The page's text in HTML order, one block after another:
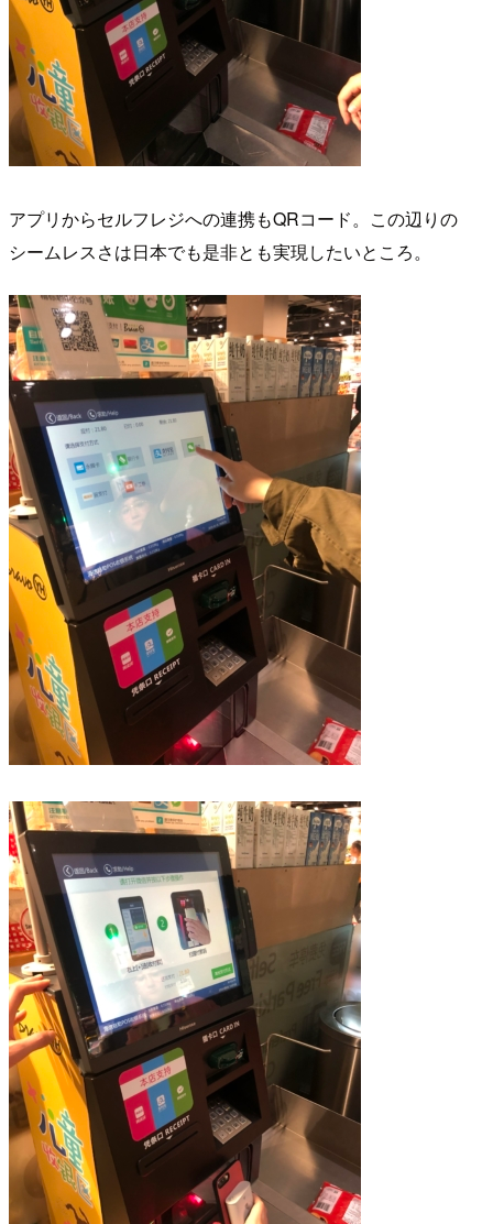
アプリからセルフレジへの連携もQRコード。この辺りの
シームレスさは日本でも是非とも実現したいところ。